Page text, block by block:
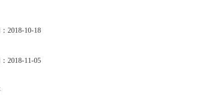
2018-10-18
2018-11-05